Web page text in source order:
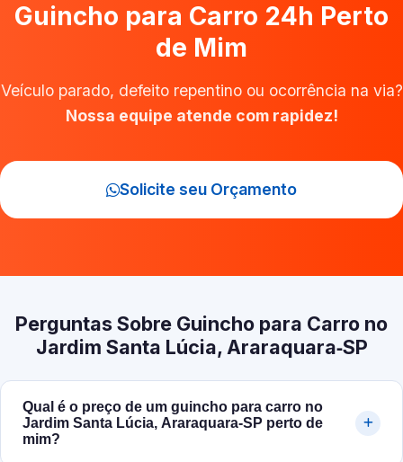
Guincho para Carro 24h Perto
de Mim
Veículo parado, defeito repentino ou ocorrência na via?
Nossa equipe atende com rapidez!
Solicite seu Orçamento
Perguntas Sobre Guincho para Carro no
Jardim Santa Lúcia, Araraquara‑SP
Qual é o preço de um guincho para carro no
Jardim Santa Lúcia, Araraquara‑SP perto de
mim?